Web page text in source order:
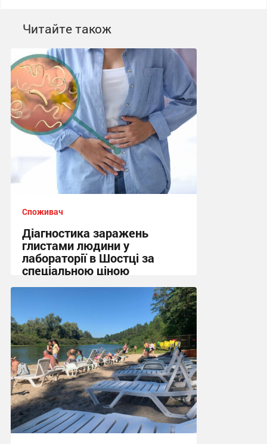
Читайте також
Споживач
Діагностика заражень
глистами людини у
лабораторії в Шостці за
спеціальною ціною